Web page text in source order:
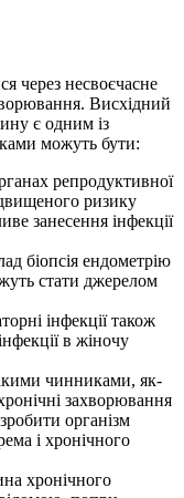
через несвоєчасне
Висхідний
є одним із
можуть бути:
репродуктивної
ризику
занесення інфекції
біопсія ендометрію
стати джерелом
інфекції також
в жіночу
чинниками, як-
захворювання
організм
і хронічного
хронічного